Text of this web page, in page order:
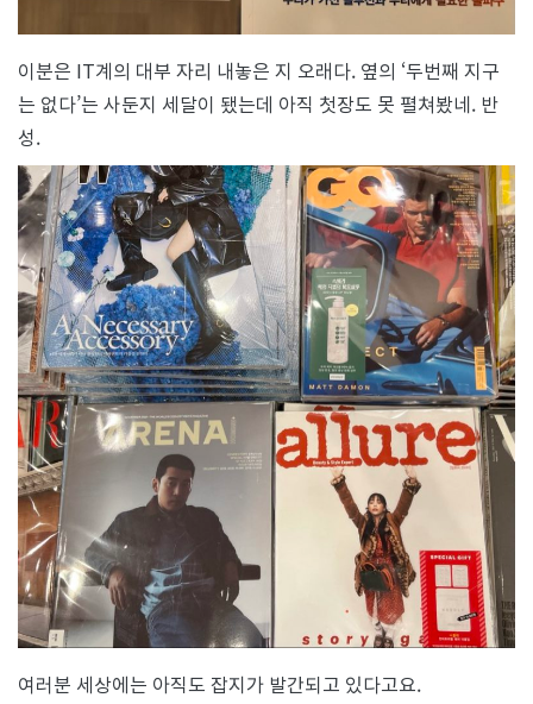
이분은 IT계의 대부 자리 내놓은 지 오래다. 옆의 ‘두번째 지구
는 없다’는 사둔지 세달이 됐는데 아직 첫장도 못 펼쳐봤네. 반
성.
여러분 세상에는 아직도 잡지가 발간되고 있다고요.